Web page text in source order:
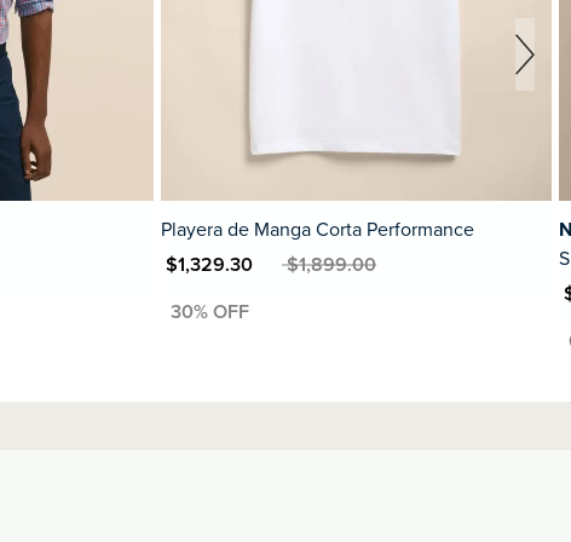
Playera de Manga Corta Performance
MXN $1,329.30MXN $1,899.00